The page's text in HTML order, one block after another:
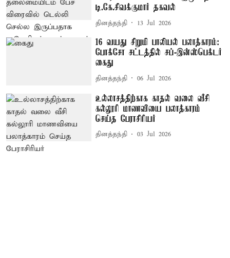
டி.கே.சிவக்குமார் தகவல்
தினத்தந்தி 13 Jul 2026
16 வயது சிறுமி பாலியல் பலாத்காரம்:
போக்சோ சட்டத்தில் சப்-இன்ஸ்பெக்டர்
கைது
தினத்தந்தி 06 Jul 2026
உல்லாசத்திற்காக காதல் வலை வீசி
கல்லூரி மாணவியை பலாத்காரம்
செய்த பேராசிரியர்
தினத்தந்தி 03 Jul 2026